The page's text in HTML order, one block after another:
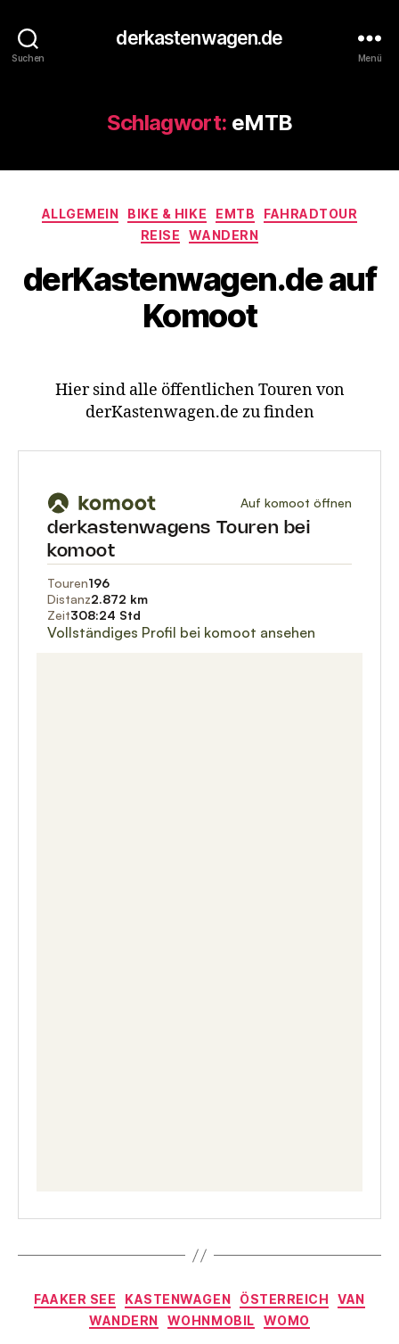
Suchen
derkastenwagen.de
Menü
Schlagwort: eMTB
Kategorien
ALLGEMEIN BIKE & HIKE EMTB
FAHRADTOUR
REISE
WANDERN
derKastenwagen.de auf
Komoot
Hier sind alle öffentlichen Touren von
derKastenwagen.de zu finden
Kategorien
FAAKER SEE KASTENWAGEN ÖSTERREICH
VAN
WANDERN
WOHNMOBIL WOMO
d
e